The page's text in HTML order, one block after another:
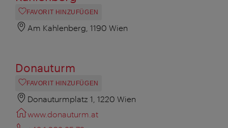
FAVORIT HINZUFÜGEN
Am Kahlenberg, 1190 Wien
Donauturm
FAVORIT HINZUFÜGEN
Donauturmplatz 1, 1220 Wien
www.donauturm.at